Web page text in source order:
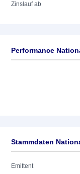
Zinslauf ab
Performance
Stammdaten
Emittent